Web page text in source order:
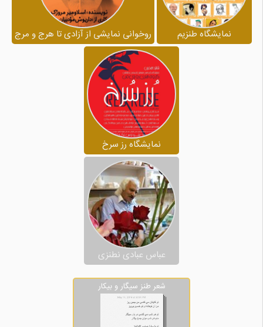
نمایشگاه طنزیم روخوانی نمایشی از آزادی تا هرج و مرج
نمایشگاه رز سرخ
عباس عبادی نطنزی
شعر طنز سيگار و بيكار